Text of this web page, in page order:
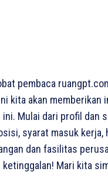
pembaca
kita akan
Mulai dari profil dan
syarat masuk
dan fasilitas
Mari kita